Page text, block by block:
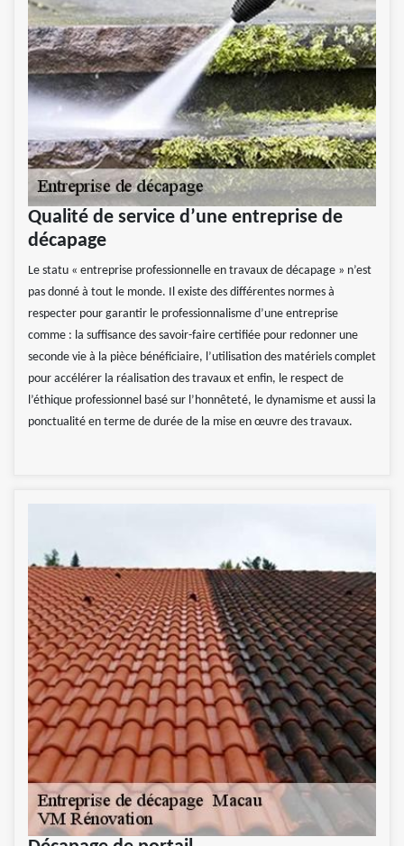
Qualité de service d’une entreprise de
décapage
Le statu « entreprise professionnelle en travaux de décapage » n’est
pas donné à tout le monde. Il existe des différentes normes à
respecter pour garantir le professionnalisme d’une entreprise
comme : la suffisance des savoir-faire certifiée pour redonner une
seconde vie à la pièce bénéficiaire, l’utilisation des matériels complet
pour accélérer la réalisation des travaux et enfin, le respect de
l’éthique professionnel basé sur l’honnêteté, le dynamisme et aussi la
ponctualité en terme de durée de la mise en œuvre des travaux.